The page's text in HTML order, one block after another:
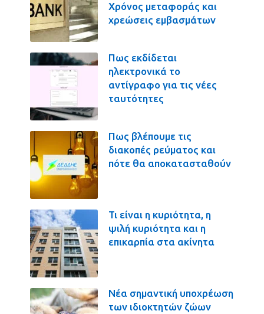
Χρόνος μεταφοράς και
χρεώσεις εμβασμάτων
Πως εκδίδεται
ηλεκτρονικά το
αντίγραφο για τις νέες
ταυτότητες
Πως βλέπουμε τις
διακοπές ρεύματος και
πότε θα αποκατασταθούν
Τι είναι η κυριότητα, η
ψιλή κυριότητα και η
επικαρπία στα ακίνητα
Νέα σημαντική υποχρέωση
των ιδιοκτητών ζώων